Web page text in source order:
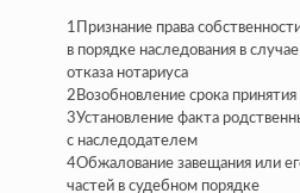
1 Признание права
в порядке наследования в
отказа нотариуса
2 Возобновление срока принятия
3Установление факта
с наследодателем
4Обжалование завещания или
частей в судебном порядке